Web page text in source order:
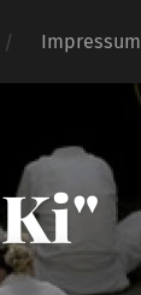
Impressum